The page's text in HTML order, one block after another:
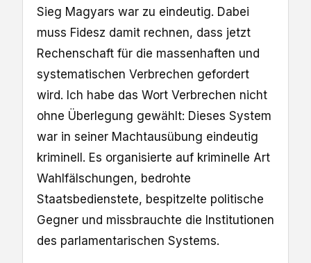
Sieg Magyars war zu eindeutig. Dabei
muss Fidesz damit rechnen, dass jetzt
Rechenschaft für die massenhaften und
systematischen Verbrechen gefordert
wird. Ich habe das Wort Verbrechen nicht
ohne Überlegung gewählt: Dieses System
war in seiner Machtausübung eindeutig
kriminell. Es organisierte auf kriminelle Art
Wahlfälschungen, bedrohte
Staatsbedienstete, bespitzelte politische
Gegner und missbrauchte die Institutionen
des parlamentarischen Systems.